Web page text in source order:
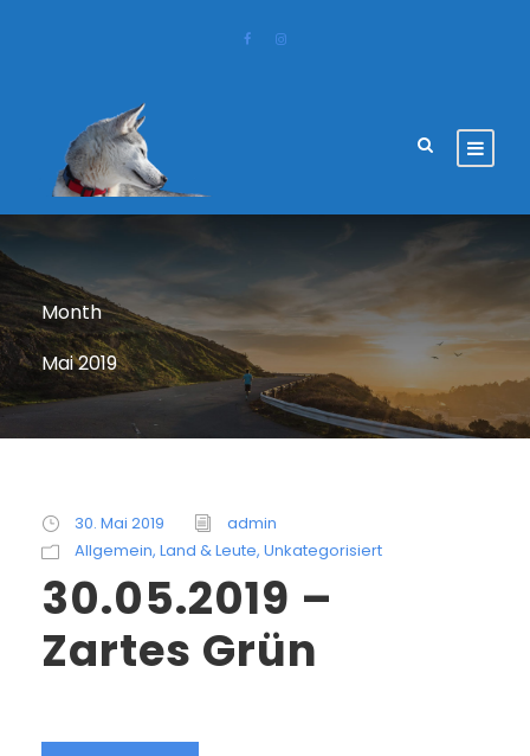
Month
Mai 2019
30. Mai 2019
admin
Allgemein, Land & Leute, Unkategorisiert
30.05.2019 –
Zartes Grün